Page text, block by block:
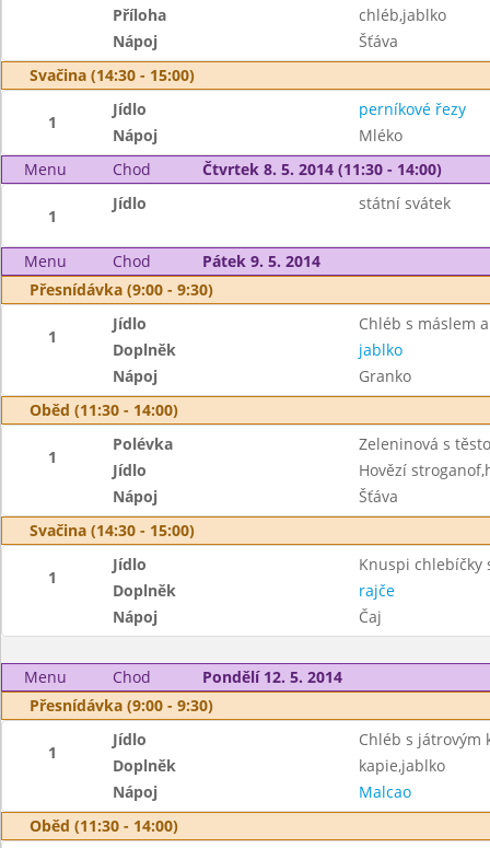
Příloha
chléb,jablko
Nápoj
Šťáva
Svačina (14:30 - 15:00)
1
Jídlo
perníkové řezy
Nápoj
Mléko
Menu
Chod Čtvrtek 8. 5. 2014 (11:30 - 14:00)
1
Jídlo státní svátek
Menu Chod
Pátek 9. 5. 2014
Přesnídávka (9:00 - 9:30)
1
Jídlo
Chléb s máslem
Doplněk
jablko
Nápoj
Granko
Oběd (11:30 - 14:00)
1
Polévka
Zeleninová s
Jídlo
Hovězí
Nápoj
Šťáva
Svačina (14:30 - 15:00)
1
Jídlo
Knuspi chlebíčky
Doplněk
rajče
Nápoj
Čaj
Menu Chod
Pondělí 12. 5. 2014
Přesnídávka (9:00 - 9:30)
1
Jídlo
Chléb s játrovým
Doplněk
kapie,jablko
Nápoj
Malcao
Oběd (11:30 - 14:00)